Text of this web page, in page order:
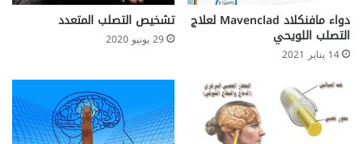
دواء مافنكلاد Mavenclad لعلاج
التصلب اللويحي
14 يناير 2021
تشخيص التصلب المتعدد
29 يونيو 2020